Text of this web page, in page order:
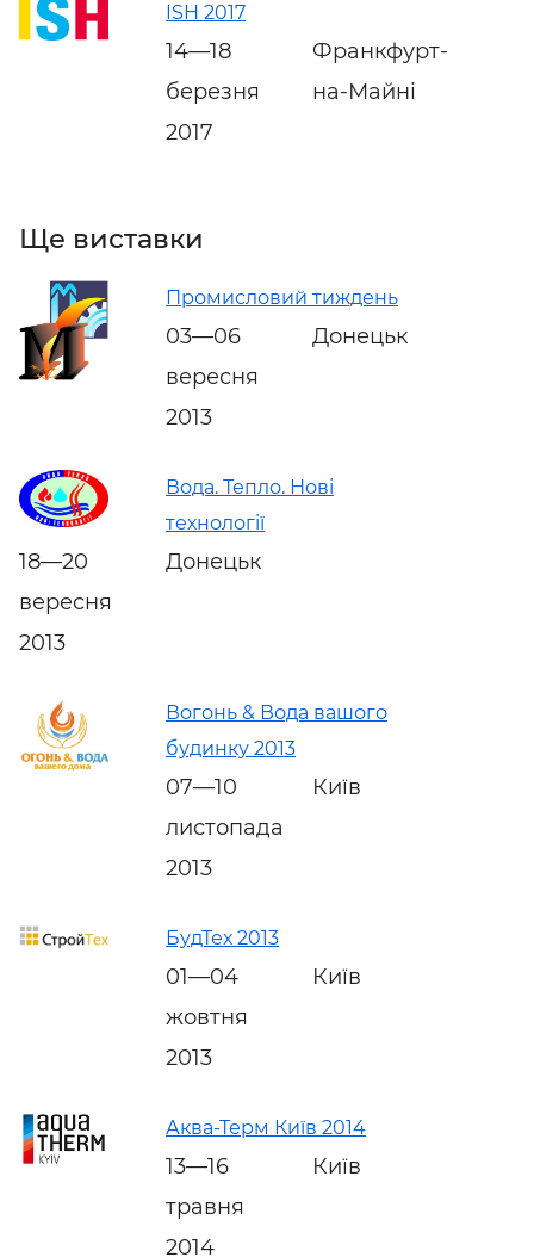
ISH 2017
14—18
березня
2017
Франкфурт-
на-Майні
Ще виставки
Промисловий тиждень
03—06
вересня
2013
Донецьк
Вода. Тепло. Нові
технології
18—20
вересня
2013
Донецьк
Вогонь & Вода вашого
будинку 2013
07—10
листопада
2013
Київ
БудТех 2013
01—04
жовтня
2013
Київ
Аква-Терм Київ 2014
13—16
травня
2014
Київ